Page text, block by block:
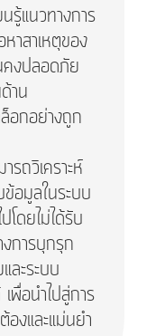
รู้แนวทางการ
าสาเหตุของ
งปลอดภัย
าน
อกอย่างถูก
รถวิเคราะห์
อมูลในระบบ
โดยไม่ได้รับ
การบุกรุก
ละระบบ
พื่อนำไปสู่การ
งและแม่นยำ